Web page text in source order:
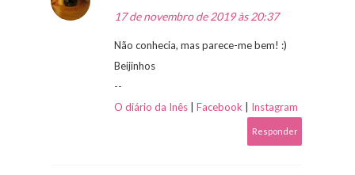
17 de novembro de 2019 às 20:37
Não conhecia, mas parece-me bem! :)
Beijinhos
--
O diário da Inês
Facebook Instagram
Responder